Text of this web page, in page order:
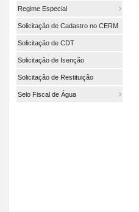
Regime Especial
Solicitação de Cadastro no CERM
Solicitação de CDT
Solicitação de Isenção
Solicitação de Restituição
Selo Fiscal de Água